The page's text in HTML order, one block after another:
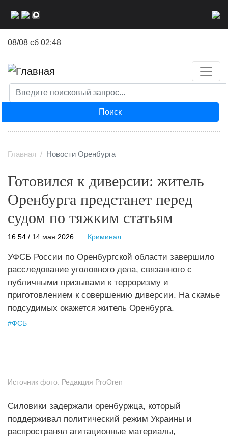
08/08 сб 02:48
Поиск
Главная Новости Оренбурга
Готовился к диверсии: житель
Оренбурга предстанет перед
судом по тяжким статьям
16:54 / 14 мая 2026 Криминал
УФСБ России по Оренбургской области завершило
расследование уголовного дела, связанного с
публичными призывами к терроризму и
приготовлением к совершению диверсии. На скамье
подсудимых окажется житель Оренбурга.
#ФСБ
Источник фото: Редакция ProOren
Силовики задержали оренбуржца, который
поддерживал политический режим Украины и
распространял агитационные материалы,